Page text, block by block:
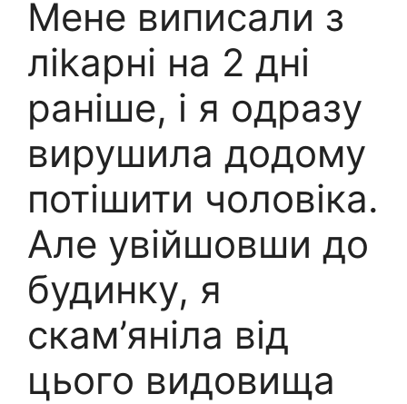
Мене виписали з
ліkарні на 2 дні
раніше, і я одразу
вирушила додому
потішити чоловіка.
Але увійшовши до
будинку, я
скам’яніла від
цього видовища